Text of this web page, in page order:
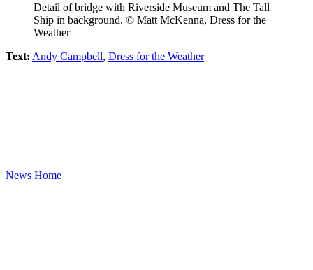
Detail of bridge with Riverside Museum and The Tall
Ship in background. © Matt McKenna, Dress for the
Weather
Text: Andy Campbell, Dress for the Weather
News Home